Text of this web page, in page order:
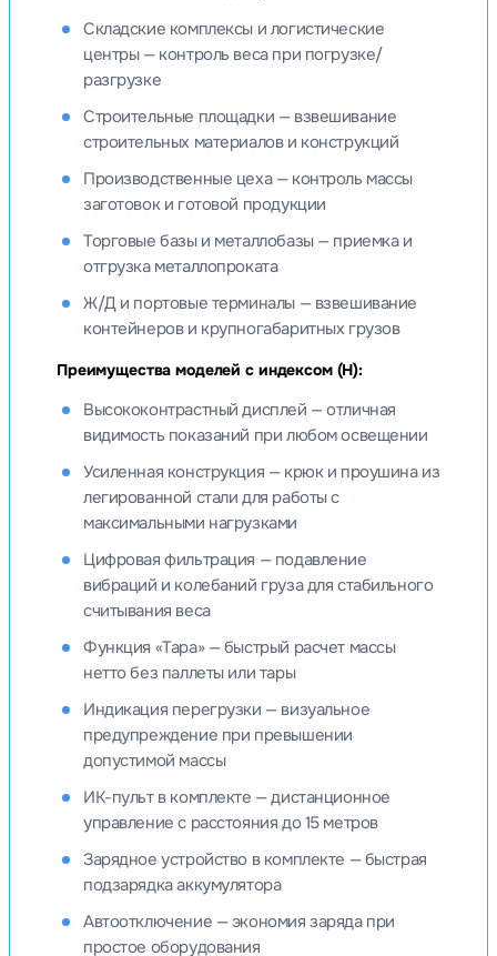
Складские комплексы и логистические
центры — контроль веса при погрузке/
разгрузке
Строительные площадки — взвешивание
строительных материалов и конструкций
Производственные цеха — контроль массы
заготовок и готовой продукции
Торговые базы и металлобазы — приемка и
отгрузка металлопроката
Ж/Д и портовые терминалы — взвешивание
контейнеров и крупногабаритных грузов
Преимущества моделей с индексом (H):
Высококонтрастный дисплей — отличная
видимость показаний при любом освещении
Усиленная конструкция — крюк и проушина из
легированной стали для работы с
максимальными нагрузками
Цифровая фильтрация — подавление
вибраций и колебаний груза для стабильного
считывания веса
Функция «Тара» — быстрый расчет массы
нетто без паллеты или тары
Индикация перегрузки — визуальное
предупреждение при превышении
допустимой массы
ИК-пульт в комплекте — дистанционное
управление с расстояния до 15 метров
Зарядное устройство в комплекте — быстрая
подзарядка аккумулятора
Автоотключение — экономия заряда при
простое оборудования